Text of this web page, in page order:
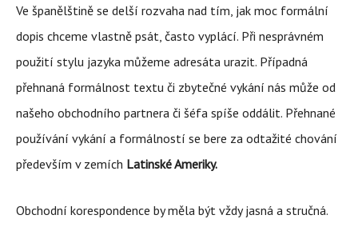
Ve španělštině se delší rozvaha nad tím, jak moc formální
dopis chceme vlastně psát, často vyplácí. Při nesprávném
použití stylu jazyka můžeme adresáta urazit. Případná
přehnaná formálnost textu či zbytečné vykání nás může od
našeho obchodního partnera či šéfa spíše oddálit. Přehnané
používání vykání a formálností se bere za odtažité chování
především v zemích Latinské Ameriky.
Obchodní korespondence by měla být vždy jasná a stručná.